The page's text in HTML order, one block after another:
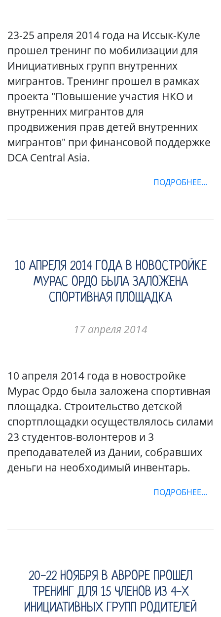
23-25 апреля 2014 года на Иссык-Куле
прошел тренинг по мобилизации для
Инициативных групп внутренних
мигрантов. Тренинг прошел в рамках
проекта "Повышение участия НКО и
внутренних мигрантов для
продвижения прав детей внутренних
мигрантов" при финансовой поддержке
DCA Central Asia.
ПОДРОБНЕЕ...
10 АПРЕЛЯ 2014 ГОДА В НОВОСТРОЙКЕ
МУРАС ОРДО БЫЛА ЗАЛОЖЕНА
СПОРТИВНАЯ ПЛОЩАДКА
17 апреля 2014
10 апреля 2014 года в новостройке
Мурас Ордо была заложена спортивная
площадка. Строительство детской
спортплощадки осуществлялось силами
23 студентов-волонтеров и 3
преподавателей из Дании, собравших
деньги на необходимый инвентарь.
ПОДРОБНЕЕ...
20-22 НОЯБРЯ В АВРОРЕ ПРОШЕЛ
ТРЕНИНГ ДЛЯ 15 ЧЛЕНОВ ИЗ 4-Х
ИНИЦИАТИВНЫХ ГРУПП РОДИТЕЛЕЙ